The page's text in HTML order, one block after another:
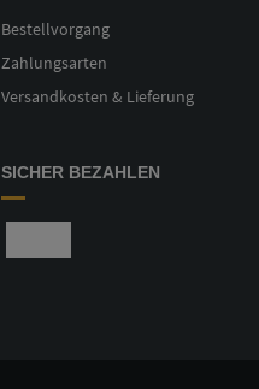
Bestellvorgang
Zahlungsarten
Versandkosten & Lieferung
SICHER BEZAHLEN